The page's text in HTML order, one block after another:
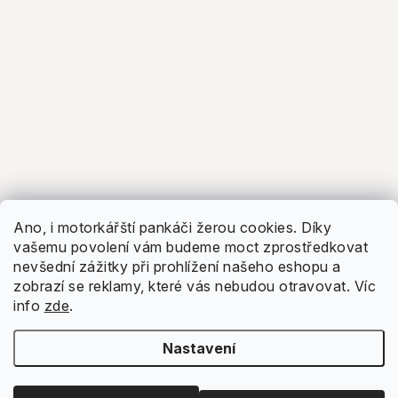
Ano, i motorkářští pankáči žerou cookies. Díky
vašemu povolení vám budeme moct zprostředkovat
nevšední zážitky při prohlížení našeho eshopu a
zobrazí se reklamy, které vás nebudou otravovat. Víc
info zde.
Nastavení